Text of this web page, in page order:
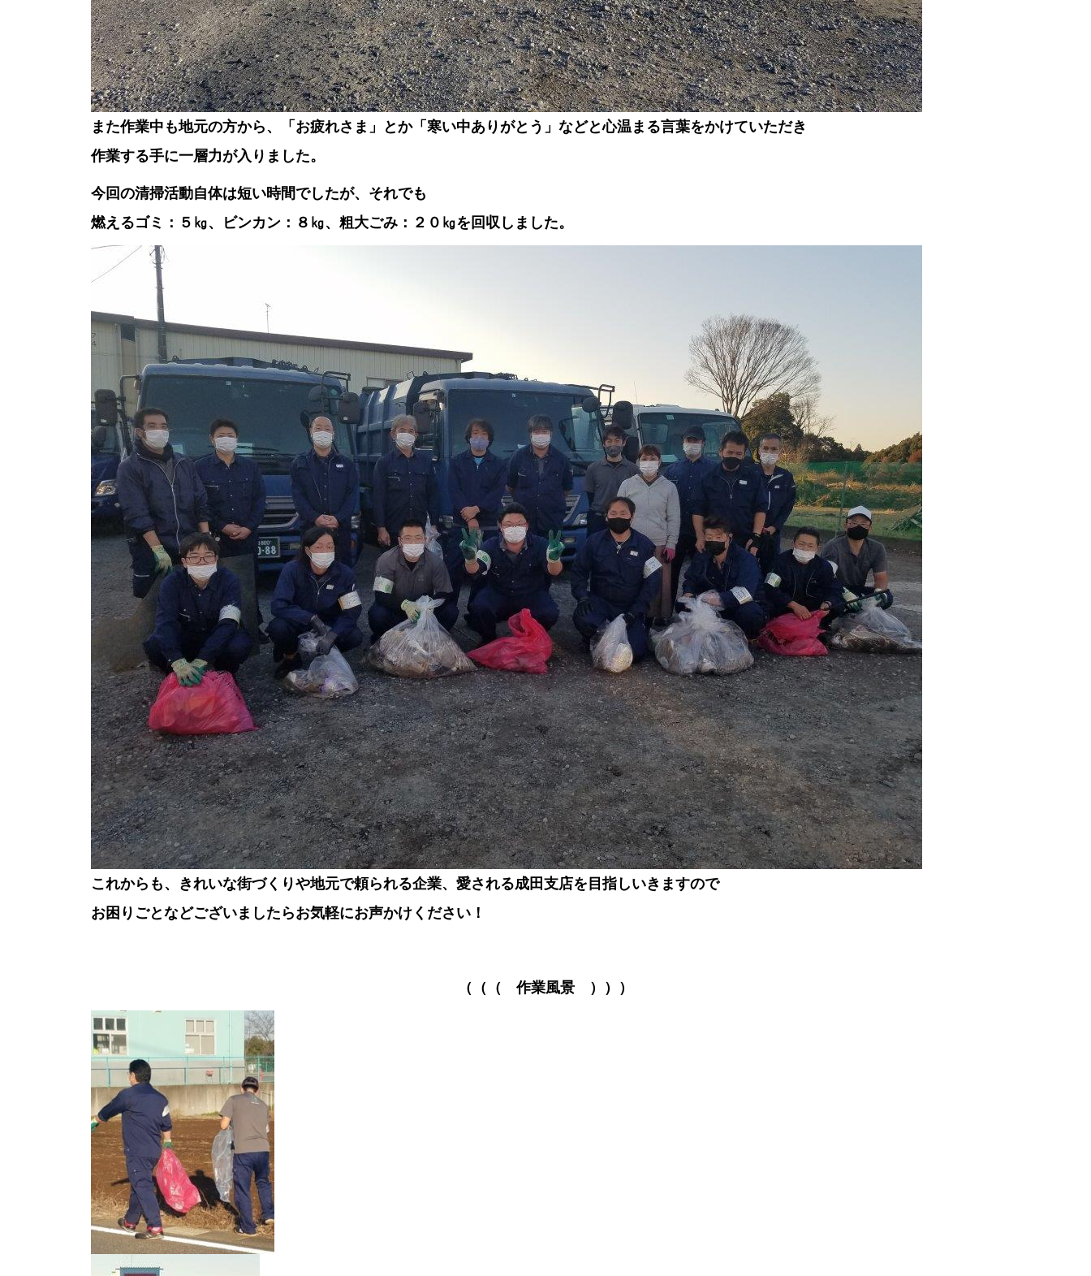
また作業中も地元の方から、「お疲れさま」とか「寒い中ありがとう」などと心温まる言葉をかけていただき
作業する手に一層力が入りました。
今回の清掃活動自体は短い時間でしたが、それでも
燃えるゴミ：５㎏、ビンカン：８㎏、粗大ごみ：２０㎏を回収しました。
これからも、きれいな街づくりや地元で頼られる企業、愛される成田支店を目指しいきますので
お困りごとなどございましたらお気軽にお声かけください！
（（（ 作業風景 ）））